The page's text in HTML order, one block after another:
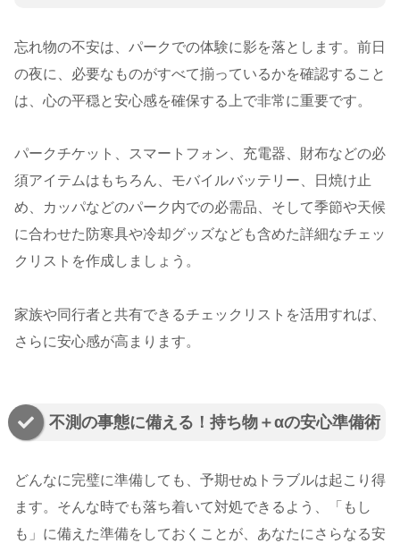
忘れ物の不安は、パークでの体験に影を落とします。前日
の夜に、必要なものがすべて揃っているかを確認すること
は、心の平穏と安心感を確保する上で非常に重要です。
パークチケット、スマートフォン、充電器、財布などの必
須アイテムはもちろん、モバイルバッテリー、日焼け止
め、カッパなどのパーク内での必需品、そして季節や天候
に合わせた防寒具や冷却グッズなども含めた詳細なチェッ
クリストを作成しましょう。
家族や同行者と共有できるチェックリストを活用すれば、
さらに安心感が高まります。
不測の事態に備える！持ち物＋αの安心準備術
どんなに完璧に準備しても、予期せぬトラブルは起こり得
ます。そんな時でも落ち着いて対処できるよう、「もし
も」に備えた準備をしておくことが、あなたにさらなる安